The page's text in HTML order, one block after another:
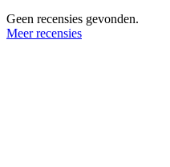
Geen recensies gevonden.
Meer recensies